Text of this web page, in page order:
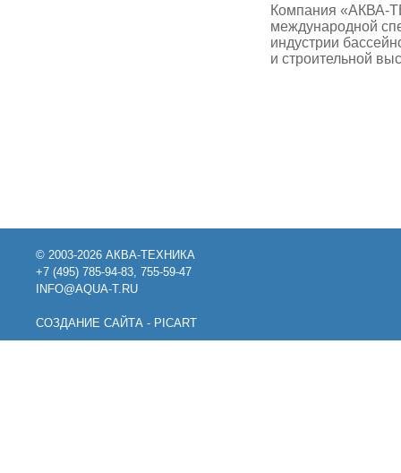
Компания «АКВА-
международной
индустрии
и строительной
© 2003-2026 АКВА-ТЕХНИКА
+7 (495) 785-94-83, 755-59-47
INFO@AQUA-T.RU
СОЗДАНИЕ САЙТА - PICART